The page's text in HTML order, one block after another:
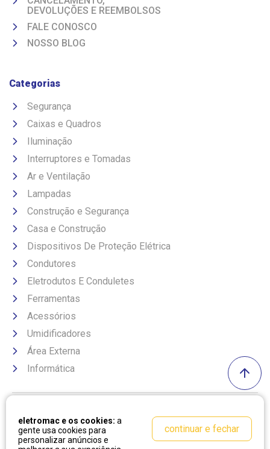
DEVOLUÇÕES E REEMBOLSOS
FALE CONOSCO
NOSSO BLOG
Categorias
Segurança
Caixas e Quadros
Iluminação
Interruptores e Tomadas
Ar e Ventilação
Lampadas
Construção e Segurança
Casa e Construção
Dispositivos De Proteção Elétrica
Condutores
Eletrodutos E Conduletes
Ferramentas
Acessórios
Umidificadores
Área Externa
Informática
eletromac e os cookies: a
gente usa cookies para
personalizar anúncios e
continuar e fechar